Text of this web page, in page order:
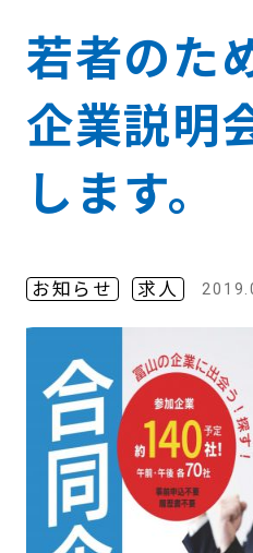
若者のた
企業説明
します。
お知らせ 求人